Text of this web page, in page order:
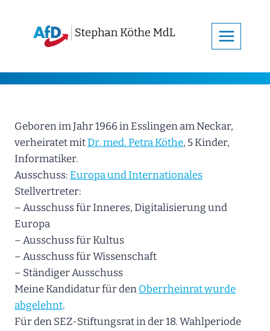
springen
Geboren im Jahr 1966 in Esslingen am Neckar,
verheiratet mitDr. med. Petra Köthe, 5 Kinder,
Informatiker.
Ausschuss:Europa und Internationales
Stellvertreter:
– Ausschuss für Inneres, Digitalisierung und
Europa
– Ausschuss für Kultus
– Ausschuss für Wissenschaft
– Ständiger Ausschuss
Meine Kandidatur für denOberrheinrat wurde
abgelehnt.
Für den SEZ-Stiftungsrat in der 18. Wahlperiode